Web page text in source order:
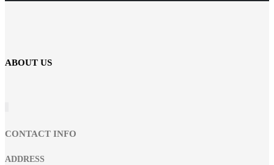
ABOUT US
CONTACT INFO
ADDRESS